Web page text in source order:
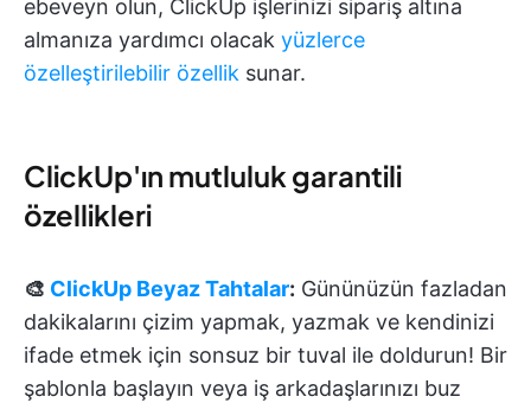
ebeveyn olun, ClickUp işlerinizi sipariş altına
almanıza yardımcı olacak yüzlerce
özelleştirilebilir özellik sunar.
ClickUp'ın mutluluk garantili
özellikleri
🎨 ClickUp Beyaz Tahtalar: Gününüzün fazladan
dakikalarını çizim yapmak, yazmak ve kendinizi
ifade etmek için sonsuz bir tuval ile doldurun! Bir
şablonla başlayın veya iş arkadaşlarınızı buz